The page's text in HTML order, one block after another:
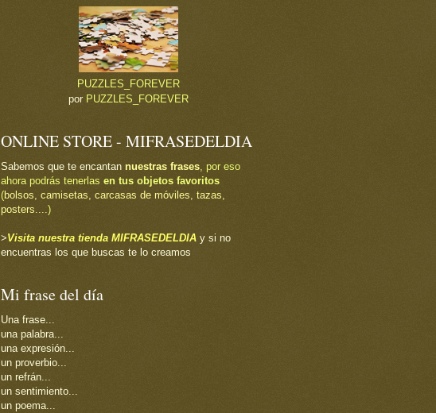
PUZZLES_FOREVER
por PUZZLES_FOREVER
ONLINE STORE - MIFRASEDELDIA
Sabemos que te encantan nuestras frases, por eso
ahora podrás tenerlas en tus objetos favoritos
(bolsos, camisetas, carcasas de móviles, tazas,
posters....)
>Visita nuestra tienda MIFRASEDELDIA y si no
encuentras los que buscas te lo creamos
Mi frase del día
Una frase...
una palabra...
una expresión...
un proverbio...
un refrán...
un sentimiento...
un poema...